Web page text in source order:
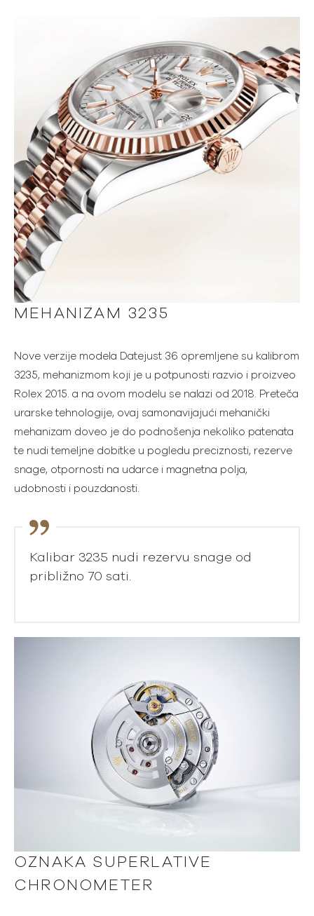
MEHANIZAM 3235
Nove verzije modela Datejust 36 opremljene su kalibrom
3235, mehanizmom koji je u potpunosti razvio i proizveo
Rolex 2015. a na ovom modelu se nalazi od 2018. Preteča
urarske tehnologije, ovaj samonavijajući mehanički
mehanizam doveo je do podnošenja nekoliko patenata
te nudi temeljne dobitke u pogledu preciznosti, rezerve
snage, otpornosti na udarce i magnetna polja,
udobnosti i pouzdanosti.
Kalibar 3235 nudi rezervu snage od
približno 70 sati.
OZNAKA SUPERLATIVE
CHRONOMETER